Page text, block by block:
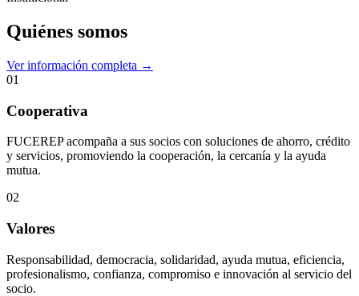
Quiénes somos
Ver información completa →
01
Cooperativa
FUCEREP acompaña a sus socios con soluciones de ahorro, crédito
y servicios, promoviendo la cooperación, la cercanía y la ayuda
mutua.
02
Valores
Responsabilidad, democracia, solidaridad, ayuda mutua, eficiencia,
profesionalismo, confianza, compromiso e innovación al servicio del
socio.